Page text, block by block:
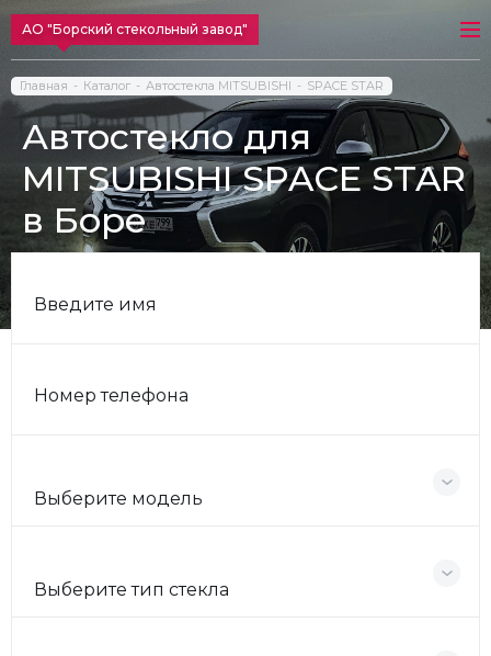
АО "Борский стекольный завод"
Главная Каталог Автостекла MITSUBISHI SPACE STAR
Автостекло для
MITSUBISHI SPACE STAR
в Боре
Введите имя
Номер телефона
Выберите модель
Выберите тип стекла